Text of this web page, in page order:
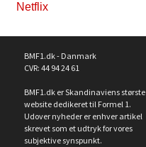
Netflix
BMF1.dk - Danmark
CVR: 44 94 24 61
BMF1.dk er Skandinaviens største
website dedikeret til Formel 1.
Udover nyheder er enhver artikel
skrevet som et udtryk for vores
subjektive synspunkt.